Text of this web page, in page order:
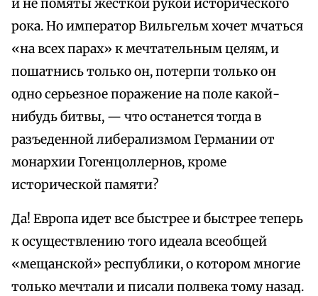
и не помяты жесткой рукой исторического
рока. Но император Вильгельм хочет мчаться
«на всех парах» к мечтательным целям, и
пошатнись только он, потерпи только он
одно серьезное поражение на поле какой-
нибудь битвы, — что останется тогда в
разъеденной либерализмом Германии от
монархии Гогенцоллернов, кроме
исторической памяти?
Да! Европа идет все быстрее и быстрее теперь
к осуществлению того идеала всеобщей
«мещанской» республики, о котором многие
только мечтали и писали полвека тому назад.